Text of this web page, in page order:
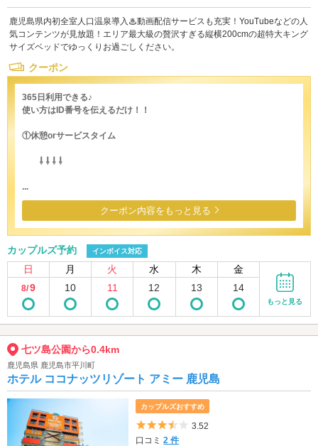
鹿児島県内初全室人口温泉導入♨動画配信サービスも充実！YouTubeなどの人
気コンテンツが見放題！エリア最大級の贅沢すぎる縦横200cmの超特大キング
サイズベッドでゆっくりお過ごしください。
クーポン
365日利用できる♪
使い方はID番号を伝えるだけ！！
①休憩orサービスタイム
⇩ ⇩ ⇩ ⇩
...
クーポン内容をもっと見る
カップルズ予約 インボイス対応
日 月 火 水 木 金
8/9 10 11 12 13 14
もっと見る
七ツ島公園から0.4km
鹿児島県 鹿児島市平川町
ホテル ココナッツリゾート アミー 鹿児島
カップルズおすすめ
5つ星のうち3.5
3.52
口コミ2 件